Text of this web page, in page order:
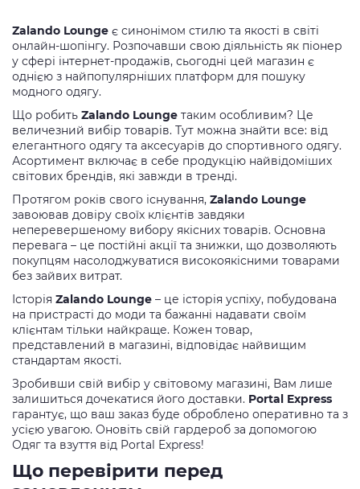
Zalando Lounge є синонімом стилю та якості в світі
онлайн-шопінгу. Розпочавши свою діяльність як піонер
у сфері інтернет-продажів, сьогодні цей магазин є
однією з найпопулярніших платформ для пошуку
модного одягу.
Що робить Zalando Lounge таким особливим? Це
величезний вибір товарів. Тут можна знайти все: від
елегантного одягу та аксесуарів до спортивного одягу.
Асортимент включає в себе продукцію найвідоміших
світових брендів, які завжди в тренді.
Протягом років свого існування, Zalando Lounge
завоював довіру своїх клієнтів завдяки
неперевершеному вибору якісних товарів. Основна
перевага – це постійні акції та знижки, що дозволяють
покупцям насолоджуватися високоякісними товарами
без зайвих витрат.
Історія Zalando Lounge – це історія успіху, побудована
на пристрасті до моди та бажанні надавати своїм
клієнтам тільки найкраще. Кожен товар,
представлений в магазині, відповідає найвищим
стандартам якості.
Зробивши свій вибір у світовому магазині, Вам лише
залишиться дочекатися його доставки. Portal Express
гарантує, що ваш заказ буде оброблено оперативно та з
усією увагою. Оновіть свій гардероб за допомогою
Одяг та взуття від Portal Express!
Що перевірити перед